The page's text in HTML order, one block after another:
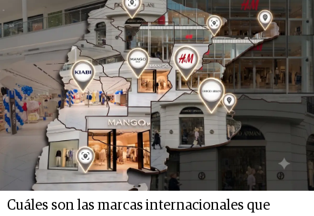
Cuáles son las marcas internacionales que